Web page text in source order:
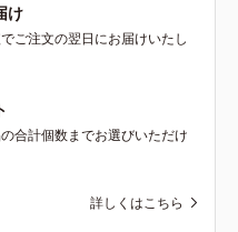
け
ご注文の翌日にお届けいたし
合計個数までお選びいただけ
詳しくはこちら